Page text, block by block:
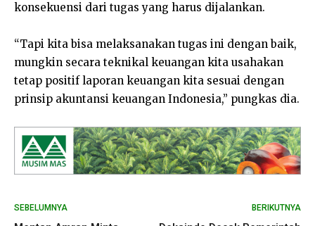
konsekuensi dari tugas yang harus dijalankan.
“Tapi kita bisa melaksanakan tugas ini dengan baik,
mungkin secara teknikal keuangan kita usahakan
tetap positif laporan keuangan kita sesuai dengan
prinsip akuntansi keuangan Indonesia,” pungkas dia.
SEBELUMNYA BERIKUTNYA